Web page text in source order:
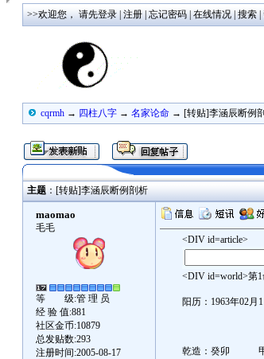
>>欢迎您， 请先登录 注册 忘记密码 在线情况 搜索
cqrmh → 四柱八字 → 名家论命 → [转贴]李涵辰断例
主题 ：[转贴]李涵辰断例剖析
maomao
毛毛
等 级:管 理 员
经 验 值:881
社区金币:10879
总发贴数:293
注册时间:2005-08-17
<DIV id=article>
<DIV id=world>第1
阳历：1963年02
乾造：癸卯